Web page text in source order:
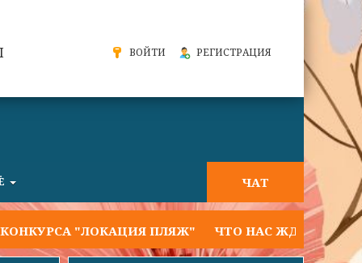
ВОЙТИ РЕГИСТРАЦИЯ
ЧАТ
"ЛОКАЦИЯ ПЛЯЖ" ЧТО НАС ЖДЁТ НА